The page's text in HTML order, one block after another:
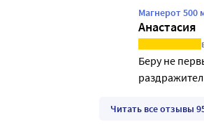
Магнерот 500
Анастасия
Беру не
Читать все отзывы